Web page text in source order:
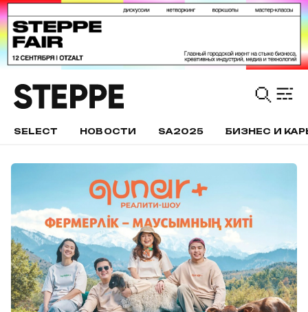
SELECT НОВОСТИ SA2025 БИЗНЕС И